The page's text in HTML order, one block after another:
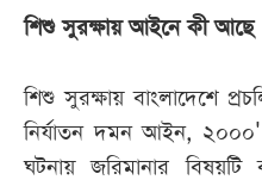
শিশু সুরক্ষায় আইনে কী আছে
শিশু সুরক্ষায় বাংলাদেশে
নির্যাতন দমন আইন,
ঘটনায় জরিমানার